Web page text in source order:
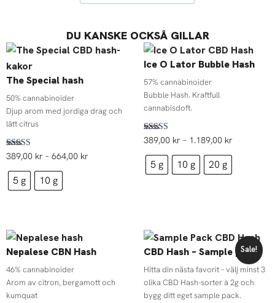
DU KANSKE OCKSÅ GILLAR
The Special hash
50% cannabinoider
Djup arom med jordiga drag och
lätt citrus
Betygsatt
4.69
av 5
389,00 kr – 664,00 kr
Prisintervall:
5 g 10 g
Ice O Lator Bubble Hash
57% cannabinoider
Bubble Hash. Kraftfull
cannabisdoft.
Betygsatt
4.82
av 5
389,00 kr – 1.189,00 kr
389,00 kr
till
5 g 10 g 20 g
Nepalese CBN Hash
46% cannabinoider
Arom av citron, bergamott och
kumquat
till
Sale!
CBD Hash – Sample pack
Hitta din nästa favorit – välj minst 3
olika CBD Hash-sorter à 2g och
bygg ditt eget sample pack.
Det
ursprungliga
priset
var:
504,00 kr.
Det
priset
är:
453,60 kr.